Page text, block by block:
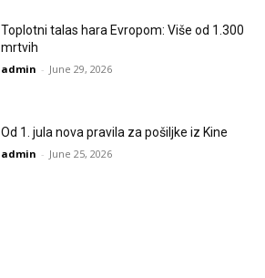
Toplotni talas hara Evropom: Više od 1.300
mrtvih
admin - June 29, 2026
Od 1. jula nova pravila za pošiljke iz Kine
admin - June 25, 2026